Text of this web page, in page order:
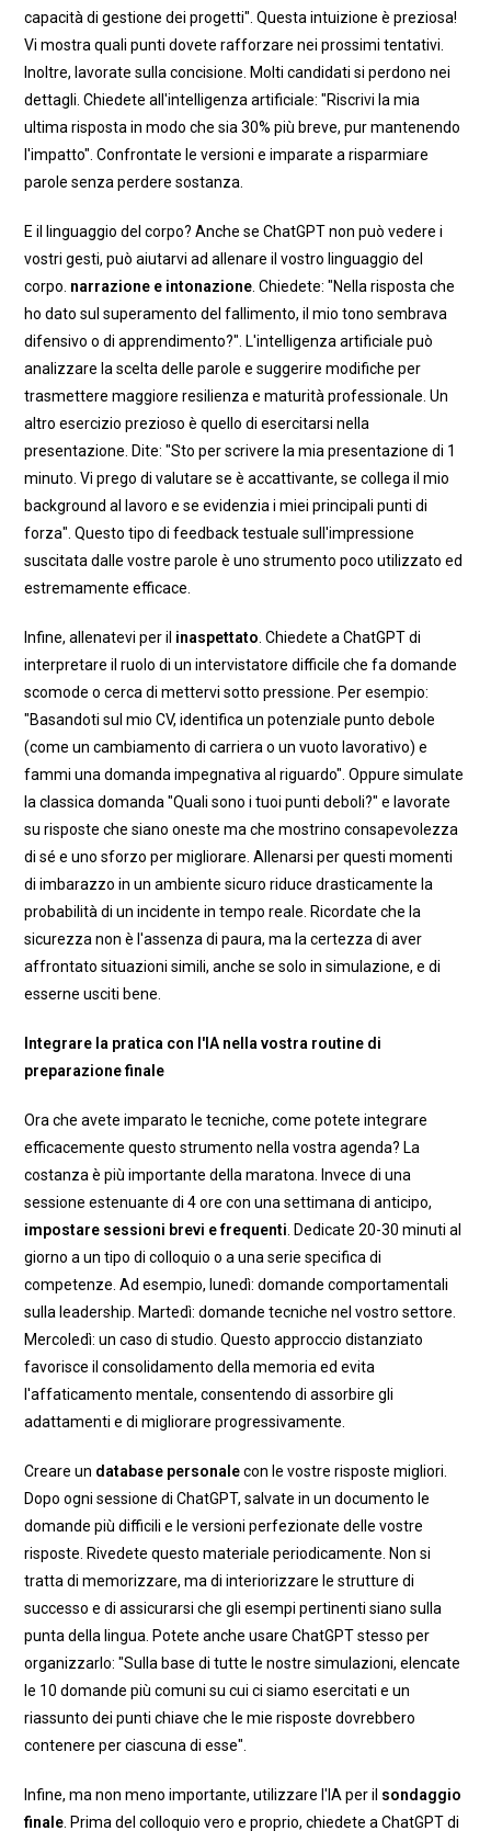
capacità di gestione dei progetti". Questa intuizione è preziosa!
Vi mostra quali punti dovete rafforzare nei prossimi tentativi.
Inoltre, lavorate sulla concisione. Molti candidati si perdono nei
dettagli. Chiedete all'intelligenza artificiale: "Riscrivi la mia
ultima risposta in modo che sia 30% più breve, pur mantenendo
l'impatto". Confrontate le versioni e imparate a risparmiare
parole senza perdere sostanza.
E il linguaggio del corpo? Anche se ChatGPT non può vedere i
vostri gesti, può aiutarvi ad allenare il vostro linguaggio del
corpo. narrazione e intonazione . Chiedete: "Nella risposta che
ho dato sul superamento del fallimento, il mio tono sembrava
difensivo o di apprendimento?". L'intelligenza artificiale può
analizzare la scelta delle parole e suggerire modifiche per
trasmettere maggiore resilienza e maturità professionale. Un
altro esercizio prezioso è quello di esercitarsi nella
presentazione. Dite: "Sto per scrivere la mia presentazione di 1
minuto. Vi prego di valutare se è accattivante, se collega il mio
background al lavoro e se evidenzia i miei principali punti di
forza". Questo tipo di feedback testuale sull'impressione
suscitata dalle vostre parole è uno strumento poco utilizzato ed
estremamente efficace.
Infine, allenatevi per il inaspettato . Chiedete a ChatGPT di
interpretare il ruolo di un intervistatore difficile che fa domande
scomode o cerca di mettervi sotto pressione. Per esempio:
"Basandoti sul mio CV, identifica un potenziale punto debole
(come un cambiamento di carriera o un vuoto lavorativo) e
fammi una domanda impegnativa al riguardo". Oppure simulate
la classica domanda "Quali sono i tuoi punti deboli?" e lavorate
su risposte che siano oneste ma che mostrino consapevolezza
di sé e uno sforzo per migliorare. Allenarsi per questi momenti
di imbarazzo in un ambiente sicuro riduce drasticamente la
probabilità di un incidente in tempo reale. Ricordate che la
sicurezza non è l'assenza di paura, ma la certezza di aver
affrontato situazioni simili, anche se solo in simulazione, e di
esserne usciti bene.
Integrare la pratica con l'IA nella vostra routine di
preparazione finale
Ora che avete imparato le tecniche, come potete integrare
efficacemente questo strumento nella vostra agenda? La
costanza è più importante della maratona. Invece di una
sessione estenuante di 4 ore con una settimana di anticipo,
impostare sessioni brevi e frequenti . Dedicate 20-30 minuti al
giorno a un tipo di colloquio o a una serie specifica di
competenze. Ad esempio, lunedì: domande comportamentali
sulla leadership. Martedì: domande tecniche nel vostro settore.
Mercoledì: un caso di studio. Questo approccio distanziato
favorisce il consolidamento della memoria ed evita
l'affaticamento mentale, consentendo di assorbire gli
adattamenti e di migliorare progressivamente.
Creare un database personalecon le vostre risposte migliori.
Dopo ogni sessione di ChatGPT, salvate in un documento le
domande più difficili e le versioni perfezionate delle vostre
risposte. Rivedete questo materiale periodicamente. Non si
tratta di memorizzare, ma di interiorizzare le strutture di
successo e di assicurarsi che gli esempi pertinenti siano sulla
punta della lingua. Potete anche usare ChatGPT stesso per
organizzarlo: "Sulla base di tutte le nostre simulazioni, elencate
le 10 domande più comuni su cui ci siamo esercitati e un
riassunto dei punti chiave che le mie risposte dovrebbero
contenere per ciascuna di esse".
Infine, ma non meno importante, utilizzare l'IA per il sondaggio
finale . Prima del colloquio vero e proprio, chiedete a ChatGPT di